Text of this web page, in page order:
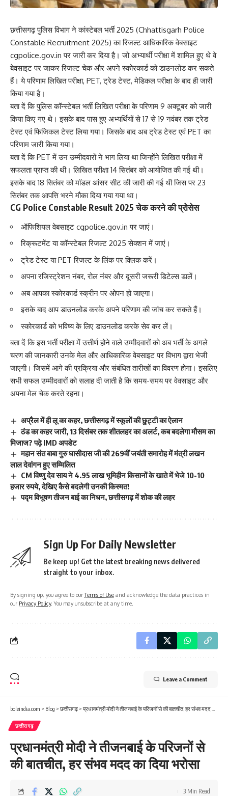
छत्तीसगढ़ पुलिस विभाग ने कांस्टेबल भर्ती 2025 (Chhattisgarh Police
Constable Recruitment 2025) का रिजल्ट आधिकारिक वेबसाइट
cgpolice.gov.in पर जारी कर दिया है। जो अभ्यार्थी परीक्षा में शामिल हुए थे वे
बेवसाइट पर जाकर रिजल्ट चेक और अपने स्कोरकार्ड को डाउनलोड कर सकते
हैं। ये परिणाम लिखित परीक्षा, PET, ट्रेड टेस्ट, मेडिकल परीक्षा के बाद ही जारी
किया गया है।
बता दें कि पुलिस कॉन्स्टेबल भर्ती लिखित परीक्षा के परिणाम 9 अक्टूबर को जारी
किया किए गए थे। इसके बाद पास हुए अभ्यर्थियों से 17 से 19 नवंबर तक ट्रेड
टेस्ट एवं फिजिकल टेस्ट लिया गया। जिसके बाद अब ट्रेड टेस्ट एवं PET का
परिणाम जारी किया गया।
बता दें कि PET में उन उम्मीदवारों ने भाग लिया था जिन्होंने लिखित परीक्षा में
सफलता प्राप्त की थी। लिखित परीक्षा 14 सितंबर को आयोजित की गई थी।
इसके बाद 18 सितंबर को मॉडल आंसर सीट की जारी की गई थी जिस पर 23
सितंबर तक आ​पत्ति भरने मौका दिया गया गया था।
CG Police Constable Result 2025 चेक करने की प्रोसेस
ऑफिशियल वेबसाइट cgpolice.gov.in पर जाएं।
रिक्रूटमेंट या कॉन्स्टेबल रिजल्ट 2025 सेक्शन में जाएं।
ट्रेड टेस्ट या PET रिजल्ट के लिंक पर क्लिक करें।
अपना रजिस्ट्रेशन नंबर, रोल नंबर और दूसरी जरूरी डिटेल्स डालें।
अब आपका स्कोरकार्ड स्क्रीन पर ओपन हो जाएगा।
इसके बाद आप डाउनलोड करके अपने परिणाम की जांच कर सकते हैं।
स्कोरकार्ड को भविष्य के लिए डाउनलोड करके सेव कर लें।
बता दें कि इस भर्ती परीक्षा में उत्तीर्ण होने वाले उम्मीदवारों को अब भर्ती के अगले
चरण की जानकारी उनके मेल और आधिकारिक वेबसाइट पर विभाग द्वारा भेजी
जाएगी। जिसमें आगे की प्रक्रिया और संबंधित तारीखों का विवरण होगा। इसलिए
सभी सफल उम्मीदवारों को सलाह दी जाती है कि समय-समय पर वेवसाइट और
अपना मेल चेक करते रहना।
अप्रैल में ही लू का कहर, छत्तीसगढ़ में स्कूलों की छुट्टी का ऐलान
ठंड का कहर जारी, 13 दिसंबर तक शीतलहर का अलर्ट, कब बदलेगा मौसम का
मिजाज? पढ़े IMD अपडेट
महान संत बाबा गुरु घासीदास जी की 269वीं जयंती समारोह में मंत्री लखन
लाल देवांगन हुए सम्मिलित
CM विष्णु देव साय ने 4.95 लाख भूमिहीन किसानों के खाते में भेजे 10-10
हजार रुपये, देखिए कैसे बदलेगी उनकी किस्मत!
पद्म विभूषण तीजन बाई का निधन, छत्तीसगढ़ में शोक की लहर
Sign Up For Daily Newsletter
Be keep up! Get the latest breaking news delivered
straight to your inbox.
By signing up, you agree to ourTerms of Use and acknowledge the data practices in
our Privacy Policy. You may unsubscribe at any time.
Leave a Comment
boleindia.com > Blog > छत्तीसगढ़ > प्रधानमंत्री मोदी ने तीजनबाई के परिजनों से की बातचीत, हर संभव मदद का दिया भरोसा
छत्तीसगढ़
प्रधानमंत्री मोदी ने तीजनबाई के परिजनों से
की बातचीत, हर संभव मदद का दिया भरोसा
3 Min Read